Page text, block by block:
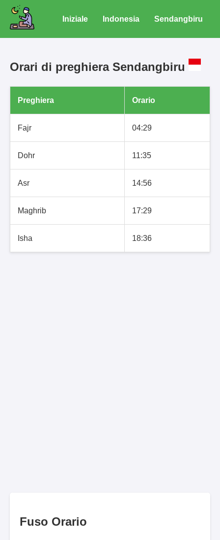
Iniziale Indonesia Sendangbiru
Orari di preghiera Sendangbiru
Preghiera Orario
Fajr 04:29
Dohr 11:35
Asr 14:56
Maghrib 17:29
Isha 18:36
Fuso Orario